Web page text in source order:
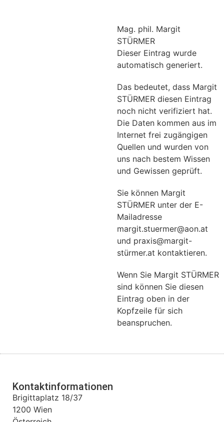
Mag. phil. Margit
STÜRMER
Dieser Eintrag wurde
automatisch generiert.
Das bedeutet, dass Margit
STÜRMER diesen Eintrag
noch nicht verifiziert hat.
Die Daten kommen aus im
Internet frei zugängigen
Quellen und wurden von
uns nach bestem Wissen
und Gewissen geprüft.
Sie können Margit
STÜRMER unter der E-
Mailadresse
margit.stuermer@aon.at
und praxis@margit-
stürmer.at kontaktieren.
Wenn Sie Margit STÜRMER
sind können Sie diesen
Eintrag oben in der
Kopfzeile für sich
beanspruchen.
Kontaktinformationen
Brigittaplatz 18/37
1200 Wien